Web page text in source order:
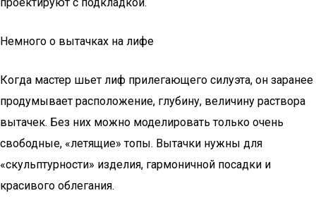
Немного о вытачках на лифе
Когда мастер шьет лиф прилегающего силуэта, он заранее
продумывает расположение, глубину, величину раствора
вытачек. Без них можно моделировать только очень
свободные, «летящие» топы. Вытачки нужны для
«скульптурности» изделия, гармоничной посадки и
красивого облегания.